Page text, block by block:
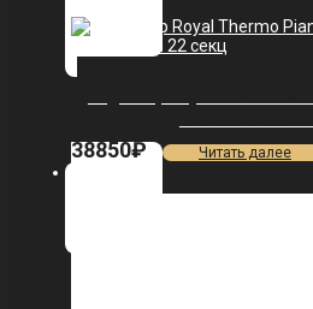
38850₽ Читать далее